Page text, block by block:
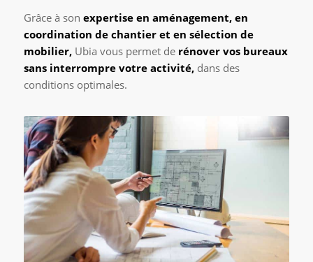
Grâce à son expertise en aménagement, en
coordination de chantier et en sélection de
mobilier,Ubia vous permet de rénover vos bureaux
sans interrompre votre activité,dans des
conditions optimales.